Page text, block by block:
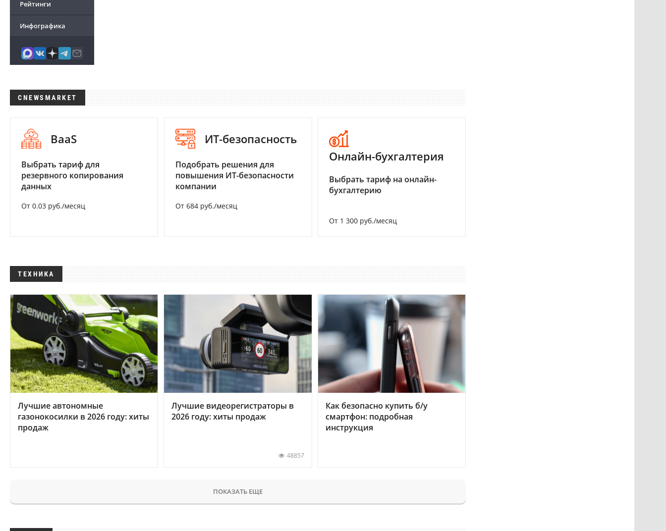
Рейтинги
Инфографика
CNEWSMARKET
BaaS
Выбрать тариф для
резервного копирования
данных
От 0.03 руб./месяц
ИТ-безопасность
Подобрать решения для
повышения ИТ-безопасности
компании
От 684 руб./месяц
Онлайн-бухгалтерия
Выбрать тариф на онлайн-
бухгалтерию
От 1 300 руб./месяц
ТЕХНИКА
Лучшие автономные
газонокосилки в 2026 году: хиты
продаж
Лучшие видеорегистраторы в
2026 году: хиты продаж
48857
Как безопасно купить б/у
смартфон: подробная
инструкция
ПОКАЗАТЬ ЕЩЕ